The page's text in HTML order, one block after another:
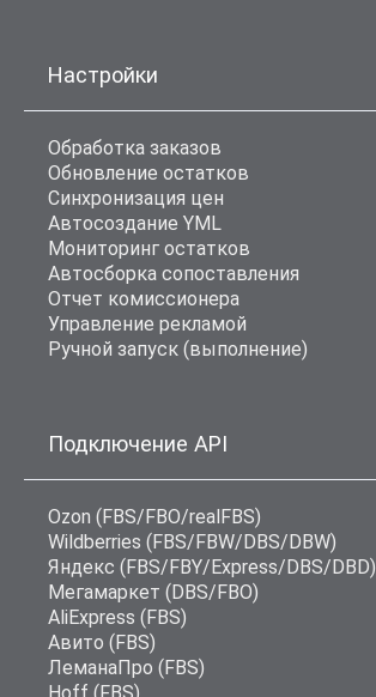
Настройки
Обработка заказов
Обновление остатков
Синхронизация цен
Автосоздание YML
Мониторинг остатков
Автосборка сопоставления
Отчет комиссионера
Управление рекламой
Ручной запуск (выполнение)
Подключение API
Ozon (FBS/FBO/realFBS)
Wildberries (FBS/FBW/DBS/DBW)
Яндекс (FBS/FBY/Express/DBS/DBD)
Мегамаркет (DBS/FBO)
AliExpress (FBS)
Авито (FBS)
ЛеманаПро (FBS)